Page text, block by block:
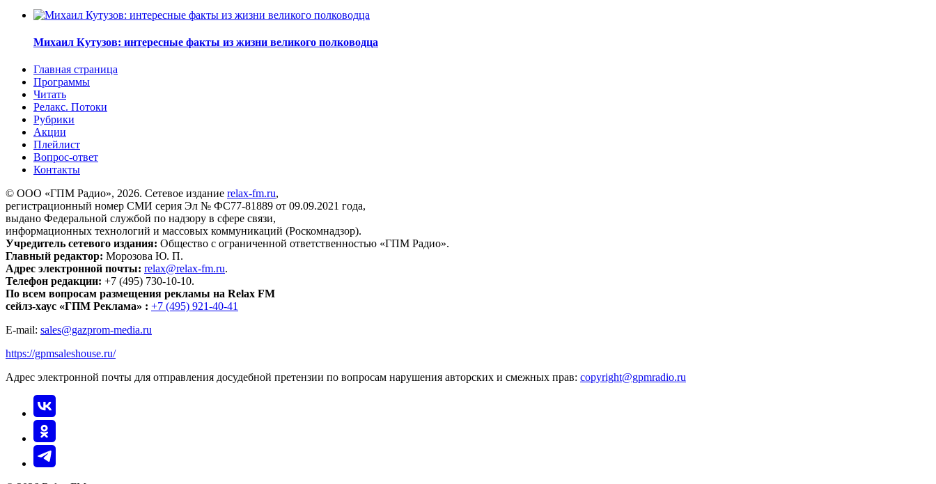
Михаил Кутузов: интересные факты из жизни великого полководца
Главная страница
Программы
Читать
Релакс. Потоки
Рубрики
Акции
Плейлист
Вопрос-ответ
Контакты
© ООО «ГПМ Радио», 2026. Сетевое издание relax-fm.ru,
регистрационный номер СМИ серия Эл № ФС77-81889 от 09.09.2021 года,
выдано Федеральной службой по надзору в сфере связи,
информационных технологий и массовых коммуникаций (Роскомнадзор).
Учредитель сетевого издания: Общество с ограниченной ответственностью «ГПМ Радио».
Главный редактор: Морозова Ю. П.
Адрес электронной почты: relax@relax-fm.ru.
Телефон редакции: +7 (495) 730-10-10.
По всем вопросам размещения рекламы на Relax FM
сейлз-хаус «ГПМ Реклама» : +7 (495) 921-40-41
E-mail: sales@gazprom-media.ru
https://gpmsaleshouse.ru/
Адрес электронной почты для отправления досудебной претензии по вопросам нарушения авторских и смежных прав: copyright@gpmradio.ru